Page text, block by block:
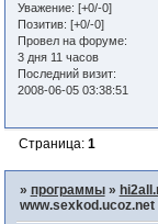
Уважение: [+0/-0]
Позитив: [+0/-0]
Провел на форуме:
3 дня 11 часов
Последний визит:
2008-06-05 03:38:51
Страница: 1
» программы »
www.sexkod.ucoz.net